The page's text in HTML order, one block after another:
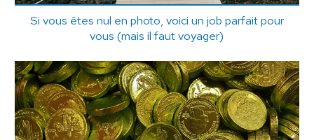
Si vous êtes nul en photo, voici un job parfait pour
vous (mais il faut voyager)